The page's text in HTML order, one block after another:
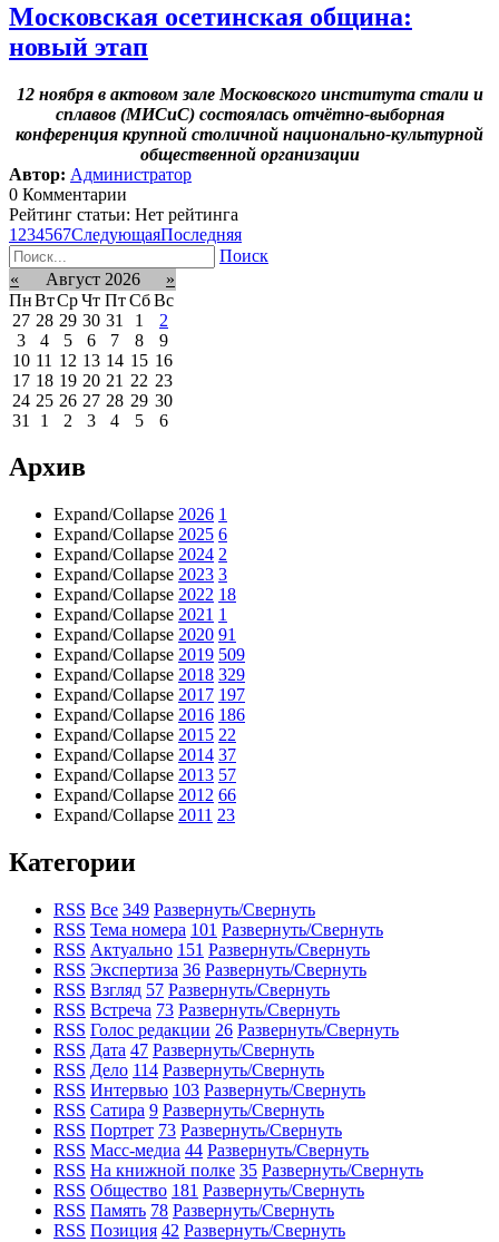
Московская осетинская община:
новый этап
12 ноября в актовом зале Московского института стали и
сплавов (МИСиС) состоялась отчётно-выборная
конференция крупной столичной национально-культурной
общественной организации
Автор: Администратор
0 Комментарии
Рейтинг статьи: Нет рейтинга
1 234567СледующаяПоследняя
Поиск
«
Август 2026
»
ПнВтСрЧт Пт Сб Вс
27 28 29 30 31 1
2
3
4 5 6 7 8
9
10 11 12 13 14 15 16
17 18 19 20 21 22 23
24 25 26 27 28 29 30
31
1 2 3 4 5 6
Архив
Expand/Collapse 2026 1
Expand/Collapse 2025 6
Expand/Collapse 2024 2
Expand/Collapse 2023 3
Expand/Collapse 2022 18
Expand/Collapse 2021 1
Expand/Collapse 2020 91
Expand/Collapse 2019 509
Expand/Collapse 2018 329
Expand/Collapse 2017 197
Expand/Collapse 2016 186
Expand/Collapse 2015 22
Expand/Collapse 2014 37
Expand/Collapse 2013 57
Expand/Collapse 2012 66
Expand/Collapse 2011 23
Категории
RSS Все 349 Развернуть/Свернуть
RSS Тема номера 101 Развернуть/Свернуть
RSS Актуально 151 Развернуть/Свернуть
RSS Экспертиза 36 Развернуть/Свернуть
RSS Взгляд 57 Развернуть/Свернуть
RSS Встреча 73 Развернуть/Свернуть
RSS Голос редакции 26 Развернуть/Свернуть
RSS Дата 47 Развернуть/Свернуть
RSS Дело 114 Развернуть/Свернуть
RSS Интервью 103 Развернуть/Свернуть
RSS Сатира 9 Развернуть/Свернуть
RSS Портрет 73 Развернуть/Свернуть
RSS Масс-медиа 44 Развернуть/Свернуть
RSS На книжной полке 35 Развернуть/Свернуть
RSS Общество 181 Развернуть/Свернуть
RSS Память 78 Развернуть/Свернуть
RSS Позиция 42 Развернуть/Свернуть